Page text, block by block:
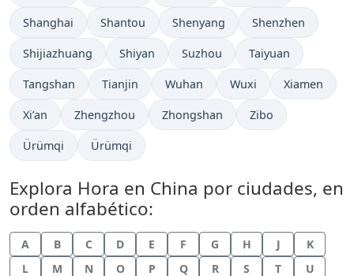
Hora actual en
Shanghai Hora actual en
Shantou Hora actual en
Shenyang Hora actual en
Shenzhen
Hora actual en
Shijiazhuang Hora actual en
Shiyan Hora actual en
Suzhou Hora actual en
Taiyuan
Hora actual en
Tangshan Hora actual en
Tianjin Hora actual en
Wuhan Hora actual en
Wuxi Hora actual
Xiamen
Hora actual en
Xi’an Hora actual en
Zhengzhou Hora actual en
Zhongshan Hora actual en
Zibo
Hora actual en
Ürümqi Hora actual en
Ürümqi
Explora Hora en China por ciudades, en
orden alfabético:
A B C D E F G H J
K
L
M N O P Q R S T
U